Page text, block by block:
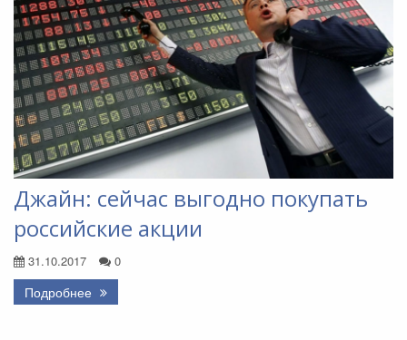
Джайн: сейчас выгодно покупать
российские акции
31.10.2017 0
Подробнее